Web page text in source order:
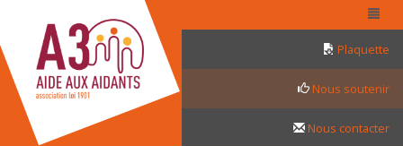
Plaquette
Nous soutenir
Nous contacter
Panneau de gestion des cookies